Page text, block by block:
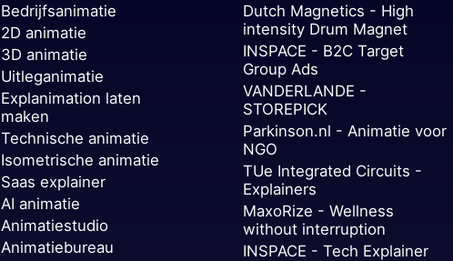
Bedrijfsanimatie
2D animatie
3D animatie
Uitleganimatie
Explanimation laten
maken
Technische animatie
Isometrische animatie
Saas explainer
AI animatie
Animatiestudio
Animatiebureau
Dutch Magnetics - High
intensity Drum Magnet
INSPACE - B2C Target
Group Ads
VANDERLANDE -
STOREPICK
Parkinson.nl - Animatie voor
NGO
TUe Integrated Circuits -
Explainers
MaxoRize - Wellness
without interruption
INSPACE - Tech Explainer